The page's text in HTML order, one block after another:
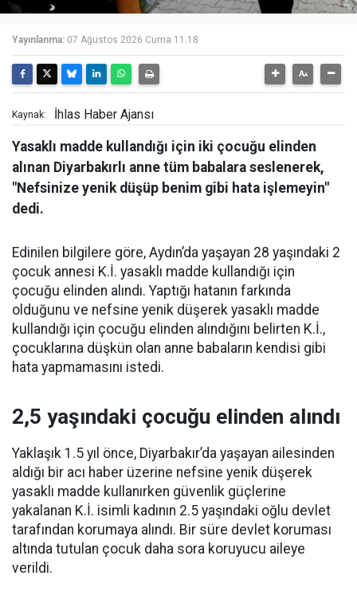
Yayınlanma: 07 Ağustos 2026 Cuma 11:18
Kaynak: İhlas Haber Ajansı
Yasaklı madde kullandığı için iki çocuğu elinden
alınan Diyarbakırlı anne tüm babalara seslenerek,
"Nefsinize yenik düşüp benim gibi hata işlemeyin"
dedi.
Edinilen bilgilere göre, Aydın’da yaşayan 28 yaşındaki 2
çocuk annesi K.İ. yasaklı madde kullandığı için
çocuğu elinden alındı. Yaptığı hatanın farkında
olduğunu ve nefsine yenik düşerek yasaklı madde
kullandığı için çocuğu elinden alındığını belirten K.İ.,
çocuklarına düşkün olan anne babaların kendisi gibi
hata yapmamasını istedi.
2,5 yaşındaki çocuğu elinden alındı
Yaklaşık 1.5 yıl önce, Diyarbakır’da yaşayan ailesinden
aldığı bir acı haber üzerine nefsine yenik düşerek
yasaklı madde kullanırken güvenlik güçlerine
yakalanan K.İ. isimli kadının 2.5 yaşındaki oğlu devlet
tarafından korumaya alındı. Bir süre devlet koruması
altında tutulan çocuk daha sora koruyucu aileye
verildi.